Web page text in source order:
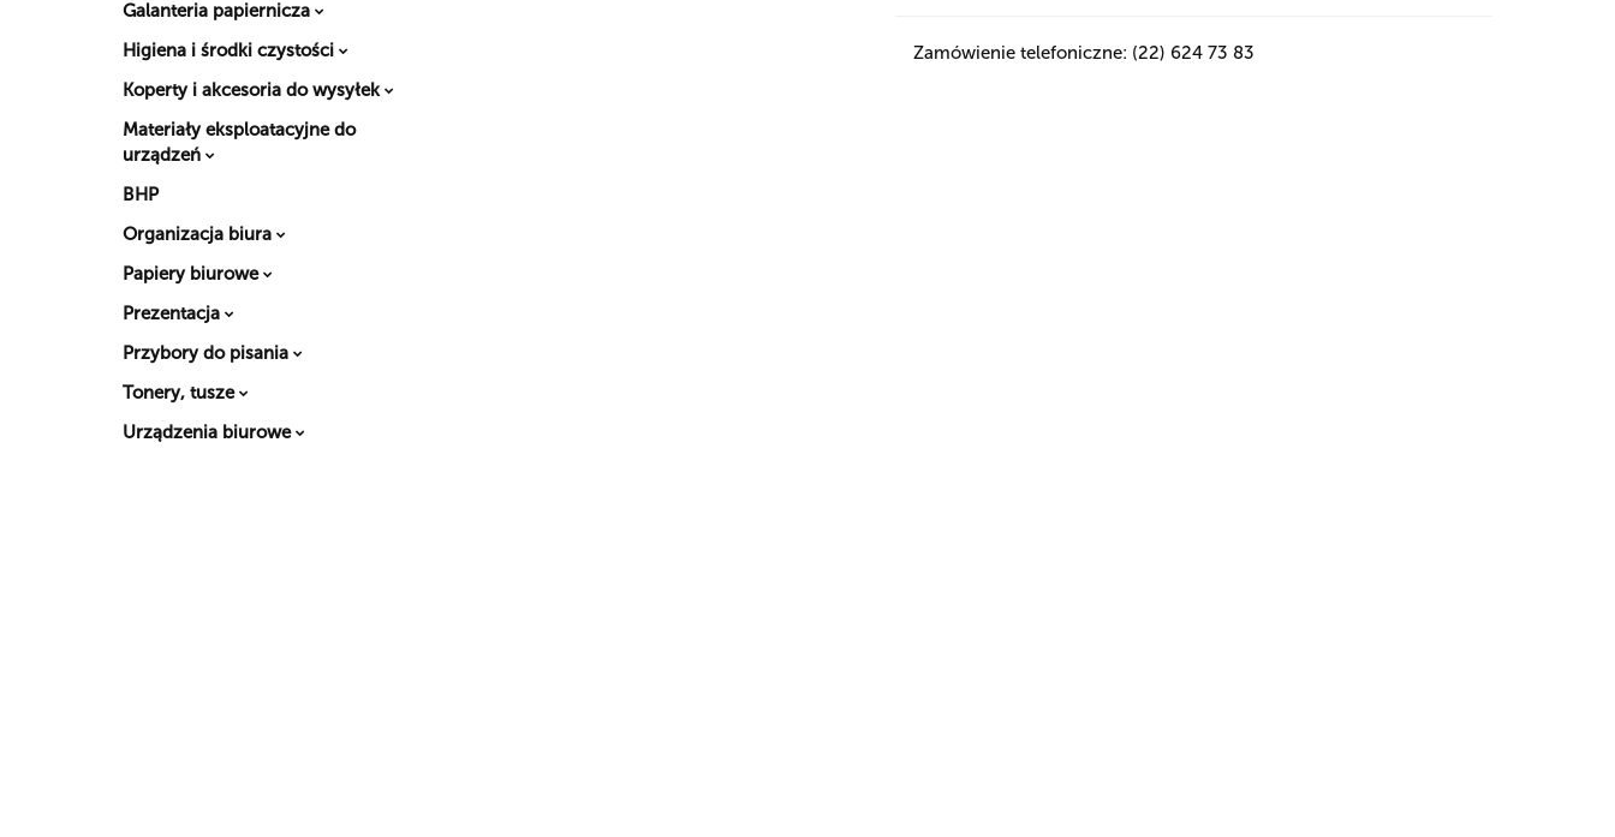
Galanteria papiernicza
Higiena i środki czystości
Koperty i akcesoria do wysyłek
Materiały eksploatacyjne do
urządzeń
BHP
Organizacja biura
Papiery biurowe
Prezentacja
Przybory do pisania
Tonery, tusze
Urządzenia biurowe
Zamówienie telefoniczne: (22) 624 73 83